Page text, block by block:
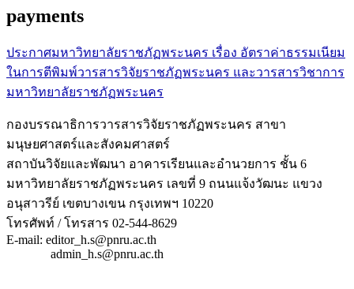
payments
ประกาศมหาวิทยาลัยราชภัฏพระนคร เรื่อง อัตราค่าธรรมเนียม
ในการตีพิมพ์วารสารวิจัยราชภัฏพระนคร และวารสารวิชาการ
มหาวิทยาลัยราชภัฏพระนคร
กองบรรณาธิการวารสารวิจัยราชภัฏพระนคร สาขา
มนุษยศาสตร์และสังคมศาสตร์
สถาบันวิจัยและพัฒนา อาคารเรียนและอำนวยการ ชั้น 6
มหาวิทยาลัยราชภัฏพระนคร เลขที่ 9 ถนนแจ้งวัฒนะ แขวง
อนุสาวรีย์ เขตบางเขน กรุงเทพฯ 10220
โทรศัพท์ / โทรสาร 02-544-8629
E-mail: editor_h.s@pnru.ac.th
admin_h.s@pnru.ac.th